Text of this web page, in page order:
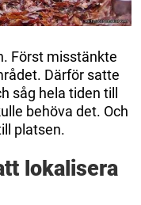
Först misstänkte
Därför satte
såg hela tiden till
behöva det. Och
platsen.
lokalisera